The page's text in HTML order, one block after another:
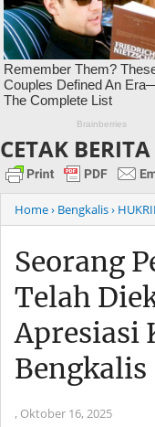
CETAK BERITA
Home› Bengkalis›
Seorang
Telah
Apresiasi
Bengkalis
, Oktober 16, 2025